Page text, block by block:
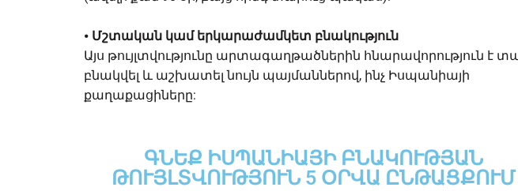
⦁ Մշտական կամ երկարաժամկետ բնակություն
Այս թույլտվությունը արտագաղթածներին հնարավորություն է
բնակվել և աշխատել նույն պայմաններով, ինչ Իսպանիայի
քաղաքացիները:
ԳՆԵՔ ԻՍՊԱՆԻԱՅԻ ԲՆԱԿՈՒԹՅԱՆ
ԹՈՒՅԼՏՎՈՒԹՅՈՒՆ 5 ՕՐՎԱ ԸՆԹԱՑՔՈՒՄ